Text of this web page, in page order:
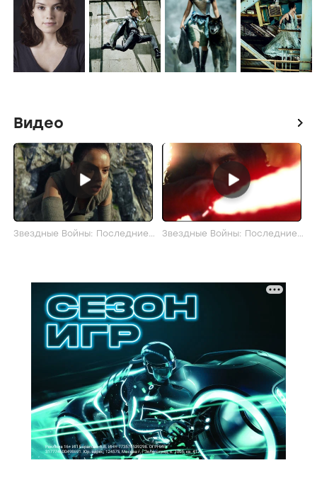
Видео icon
Звездные Войны: Последние
Звездные Войны: Последние